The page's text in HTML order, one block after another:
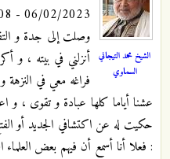
الشيخ محمد التيجاني
السماوي
06/02/2023 - 13:08
وصلت إلى جدة و
أنزلني في بيته ، و
فراغه معي في النزهة
عشنا أياما كلها عبادة و تقوى ، و
حكيت له عن اكتشافي الجديد أو
: فعلا أنا أسمع أن فيهم بعض العلماء